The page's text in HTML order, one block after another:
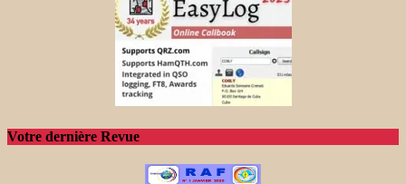
Votre dernière Revue